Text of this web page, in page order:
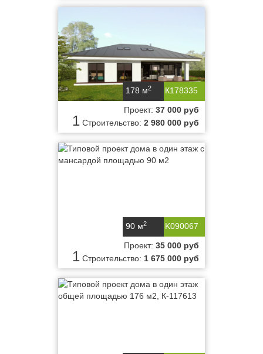
К178335
178 м2
1
Проект: 37 000 руб
Строительство: 2 980 000 руб
K090067
90 м2
1
Проект: 35 000 руб
Строительство: 1 675 000 руб